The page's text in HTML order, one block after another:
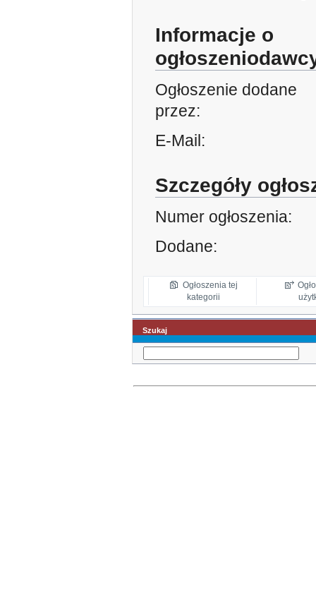
Informacje o
Ogłoszenie dodane
przez:
E-Mail:
Szczegóły
Numer ogłoszenia:
Dodane:
Ogłoszenia tej
kategorii
Szukaj